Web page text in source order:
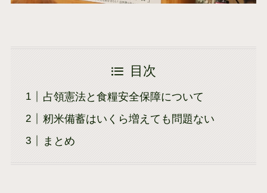
目次
占領憲法と食糧安全保障について
籾米備蓄はいくら増えても問題ない
まとめ